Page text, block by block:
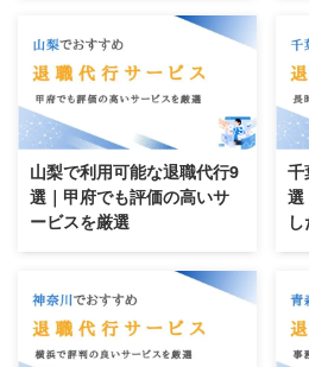
おすすめのアフィリエイトスクール
おすすめのバーチャルオフィス
おすすめのファクタリング
おすすめの不動産クラウドファン
おすすめのソーシャルレンディング
おすすめの資産運用セミナー
おすすめの不動産投資セミナー
おすすめの株式投資スクール
2026/8/9
山梨で利用可能な退職代行9
選｜甲府でも評価の高いサ
ービスを厳選
千
選